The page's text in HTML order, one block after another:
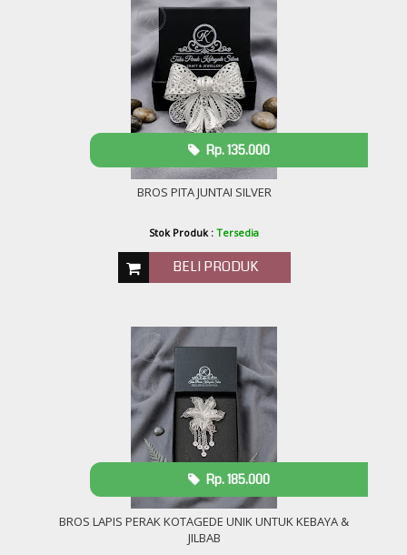
BROS PITA JUNTAI SILVER
Rp. 135.000
Stok Produk :Tersedia
BELI PRODUK
BROS LAPIS PERAK KOTAGEDE UNIK UNTUK KEBAYA &
JILBAB
Rp. 185.000